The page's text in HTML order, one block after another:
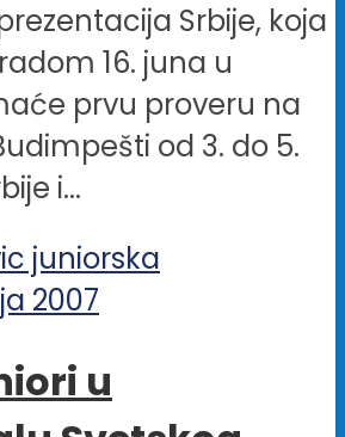
Srbije, koja
16. juna u
prvu proveru na
od 3. do 5.
i...
u